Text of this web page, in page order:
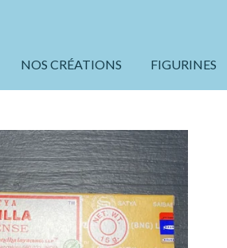
NOS CRÉATIONS FIGURINES